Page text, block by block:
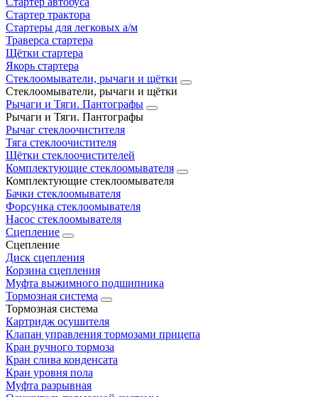
Стартер трактора
Стартеры для легковых а/м
Траверса стартера
Щётки стартера
Якорь стартера
Стеклоомыватели, рычаги и щётки
Стеклоомыватели, рычаги и щётки
Рычаги и Тяги. Пантографы
Рычаги и Тяги. Пантографы
Рычаг стеклоочистителя
Тяга стеклоочистителя
Щётки стеклоочистителей
Комплектующие стеклоомывателя
Комплектующие стеклоомывателя
Бачки стеклоомывателя
Форсунка стеклоомывателя
Насос стеклоомывателя
Сцепление
Сцепление
Диск сцепления
Корзина сцепления
Муфта выжимного подшипника
Тормозная система
Тормозная система
Картридж осушителя
Клапан управления тормозами прицепа
Кран ручного тормоза
Кран слива конденсата
Кран уровня пола
Муфта разрывная